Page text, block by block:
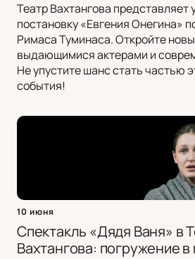
Театр Вахтангова представляет
постановку «Евгения Онегина»
Римаса Туминаса. Откройте
выдающимися актерами и
Не упустите шанс стать частью
события!
10 июня
Спектакль «Дядя Ваня» в
Вахтангова: погружение